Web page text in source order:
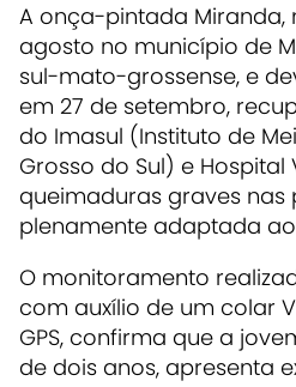
A onça-pintada Miranda,
agosto no município de
sul-mato-grossense, e
em 27 de setembro,
do Imasul (Instituto de
Grosso do Sul) e
queimaduras graves nas
plenamente adaptada
O monitoramento
com auxílio de um colar
GPS, confirma que a
de dois anos, apresenta